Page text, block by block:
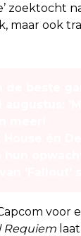
zoektocht
maar ook
voor
Requiem